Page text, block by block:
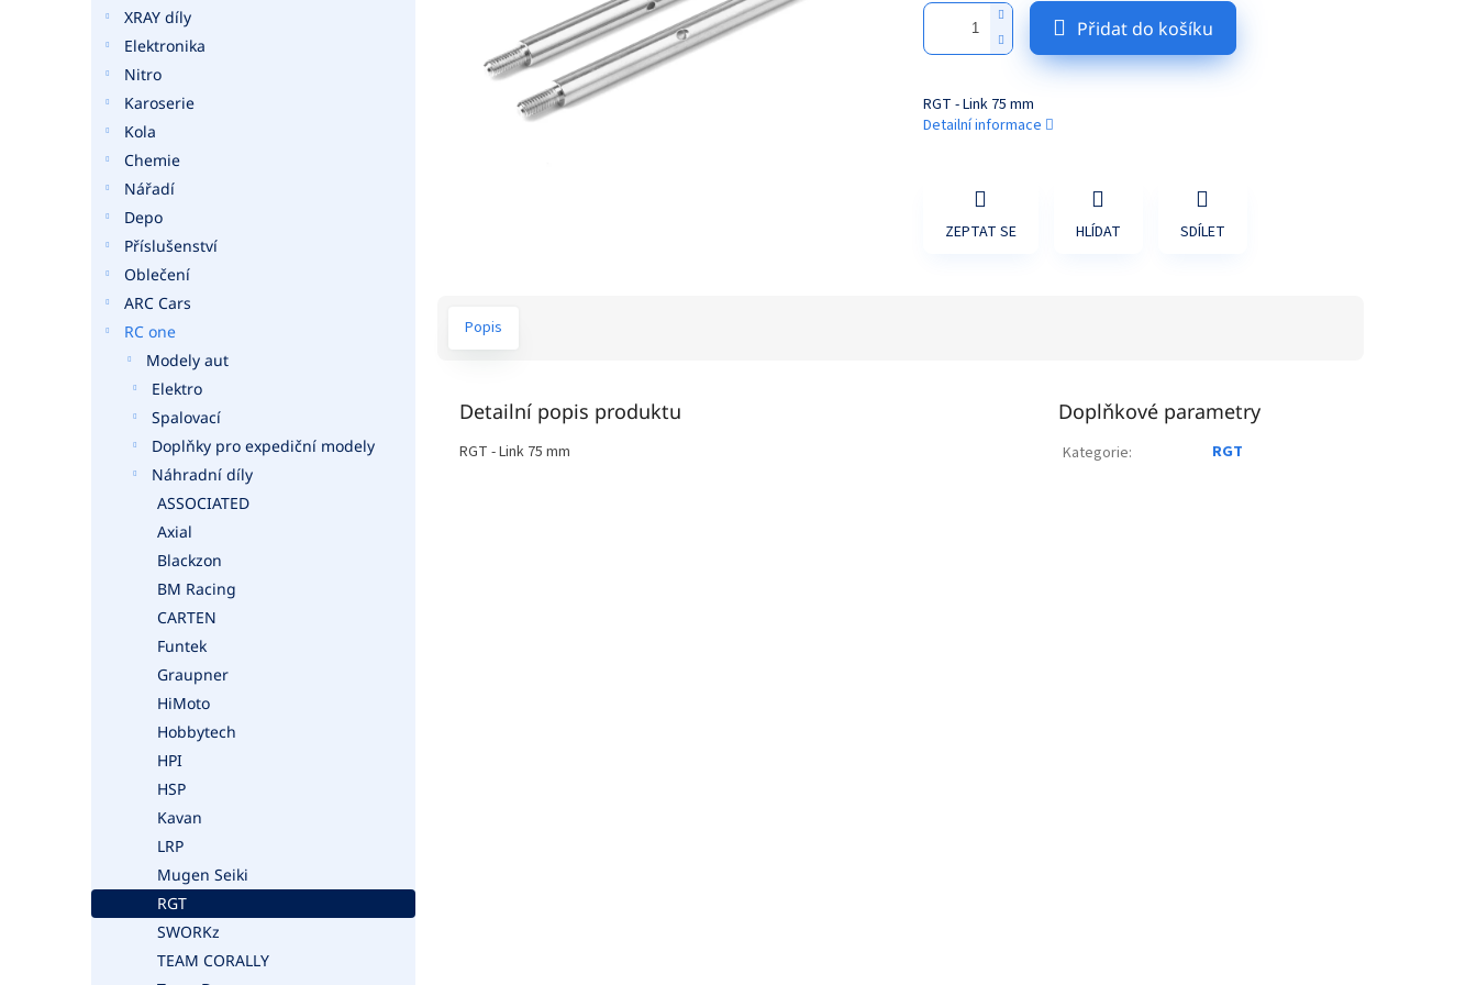
XRAY díly
Elektronika
Nitro
Karoserie
Kola
Chemie
Nářadí
Depo
Příslušenství
Oblečení
ARC Cars
RC one
Modely aut
Elektro
Spalovací
Doplňky pro expediční modely
Náhradní díly
ASSOCIATED
Axial
Blackzon
BM Racing
CARTEN
Funtek
Graupner
HiMoto
Hobbytech
HPI
HSP
Kavan
LRP
Mugen Seiki
RGT
SWORKz
TEAM CORALLY
Přidat do košíku
RGT - Link 75 mm
Detailní informace
ZEPTAT SE HLÍDAT SDÍLET
Popis
Detailní popis produktu
RGT - Link 75 mm
Doplňkové parametry
Kategorie: RGT